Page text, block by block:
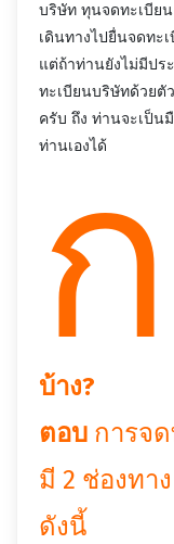
บริษัท ทุนจดทะเบีย
เดินทางไปยื่นจดทะ
แต่ถ้าท่านยังไม่มีป
ทะเบียนบริษัทด้วยตั
ครับ ถึง ท่านจะเป็น
ท่านเองได้
ก
บ้าง?
ตอบ การจ
มี 2 ช่องทา
ดังนี้